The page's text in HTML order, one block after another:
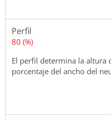
Perfil
80 (%)
El perfil determina la altura
porcentaje del ancho del